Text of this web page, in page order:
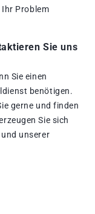
Problem
Sie uns
Sie einen
benötigen.
gerne und finden
Sie sich
unserer